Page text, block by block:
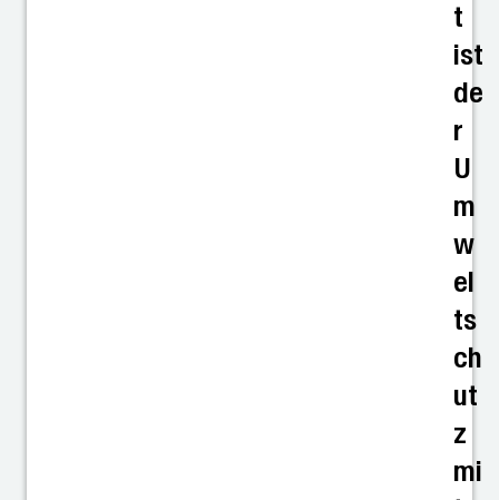
t
ist
de
r
U
m
w
el
ts
ch
ut
z
mi